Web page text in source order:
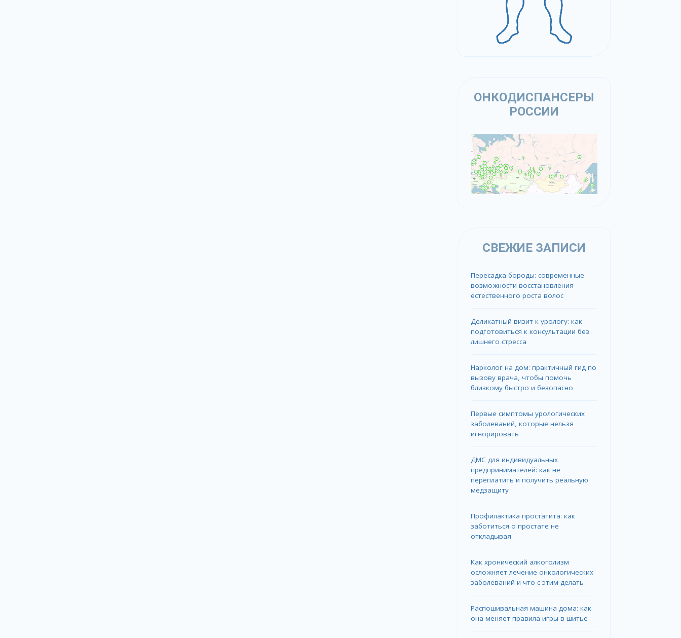
ОНКОДИСПАНСЕРЫ
РОССИИ
СВЕЖИЕ ЗАПИСИ
Пересадка бороды: современные
возможности восстановления
естественного роста волос
Деликатный визит к урологу: как
подготовиться к консультации без
лишнего стресса
Нарколог на дом: практичный гид по
вызову врача, чтобы помочь
близкому быстро и безопасно
Первые симптомы урологических
заболеваний, которые нельзя
игнорировать
ДМС для индивидуальных
предпринимателей: как не
переплатить и получить реальную
медзащиту
Профилактика простатита: как
заботиться о простате не
откладывая
Как хронический алкоголизм
осложняет лечение онкологических
заболеваний и что с этим делать
Распошивальная машина дома: как
она меняет правила игры в шитье